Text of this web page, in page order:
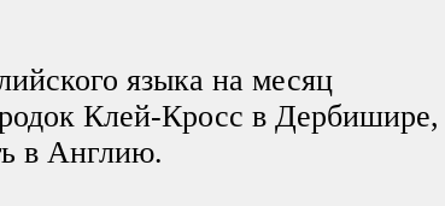
языка на месяц
Клей-Кросс в Дербишире,
в Англию.